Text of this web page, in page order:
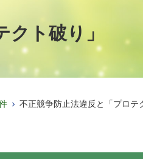
ト破り」
不正競争防止法違反と「プロテ